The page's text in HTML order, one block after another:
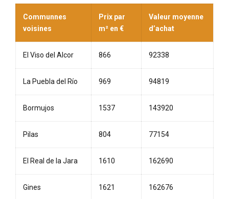
Communnes
voisines
Prix par
m² en €
Valeur moyenne
d’achat
El Viso del Alcor 866 92338
La Puebla del Río 969 94819
Bormujos 1537 143920
Pilas 804 77154
El Real de la Jara 1610 162690
Gines 1621 162676